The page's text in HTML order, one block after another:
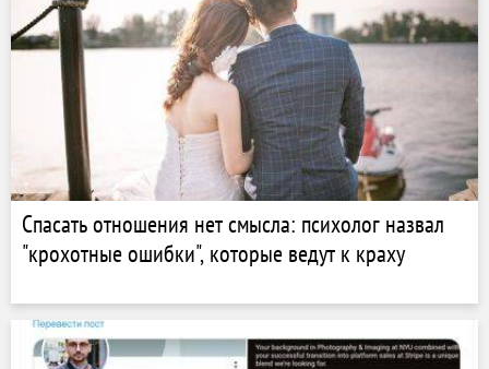
Спасать отношения нет смысла: психолог назвал
"крохотные ошибки", которые ведут к краху